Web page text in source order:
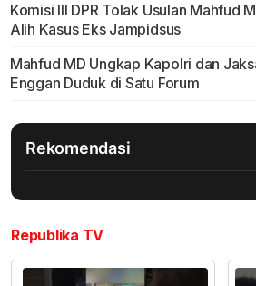
Komisi III DPR Tolak Usulan Mahfud
Alih Kasus Eks Jampidsus
Mahfud MD Ungkap Kapolri dan
Enggan Duduk di Satu Forum
Rekomendasi
Republika TV